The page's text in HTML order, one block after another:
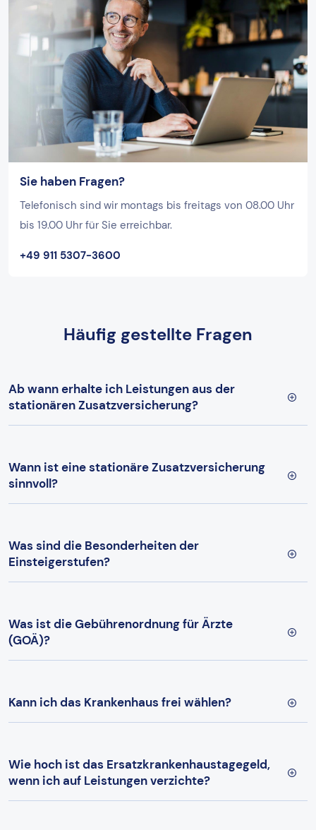
Sie haben Fragen?
Telefonisch sind wir montags bis freitags von 08.00 Uhr
bis 19.00 Uhr für Sie erreichbar.
+49 911 5307-3600
Häufig gestellte Fragen
Ab wann erhalte ich Leistungen aus der
stationären Zusatzversicherung?
Wann ist eine stationäre Zusatzversicherung
sinnvoll?
Was sind die Besonderheiten der
Einsteigerstufen?
Was ist die Gebührenordnung für Ärzte
(GOÄ)?
Kann ich das Krankenhaus frei wählen?
Wie hoch ist das Ersatzkrankenhaustagegeld,
wenn ich auf Leistungen verzichte?